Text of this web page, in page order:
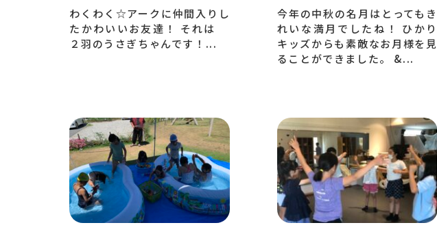
わくわく☆アークに仲間入りし
たかわいいお友達！ それは
２羽のうさぎちゃんです！...
今年の中秋の名月はとってもき
れいな満月でしたね！ ひかり
キッズからも素敵なお月様を見
ることができました。 &...